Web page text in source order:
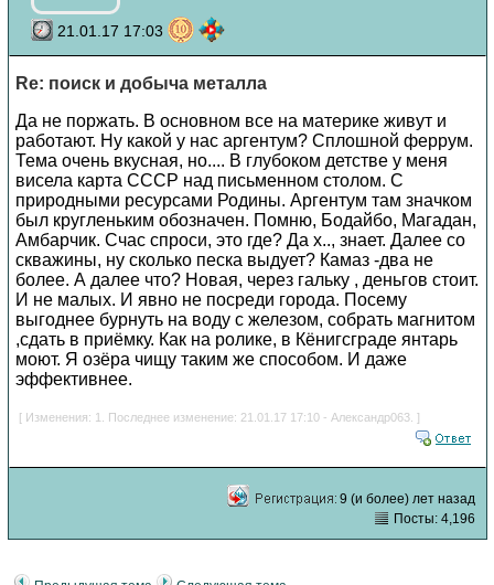
21.01.17 17:03
Re: поиск и добыча металла
Да не поржать. В основном все на материке живут и
работают. Ну какой у нас аргентум? Сплошной феррум.
Тема очень вкусная, но.... В глубоком детстве у меня
висела карта СССР над письменном столом. С
природными ресурсами Родины. Аргентум там значком
был кругленьким обозначен. Помню, Бодайбо, Магадан,
Амбарчик. Счас спроси, это где? Да х.., знает. Далее со
скважины, ну сколько песка выдует? Камаз -два не
более. А далее что? Новая, через гальку , деньгов стоит.
И не малых. И явно не посреди города. Посему
выгоднее бурнуть на воду с железом, собрать магнитом
,сдать в приёмку. Как на ролике, в Кёнигсграде янтарь
моют. Я озёра чищу таким же способом. И даже
эффективнее.
[ Изменения: 1. Последнее изменение: 21.01.17 17:10 - Александр063. ]
9 (и более) лет назад
Посты: 4,196